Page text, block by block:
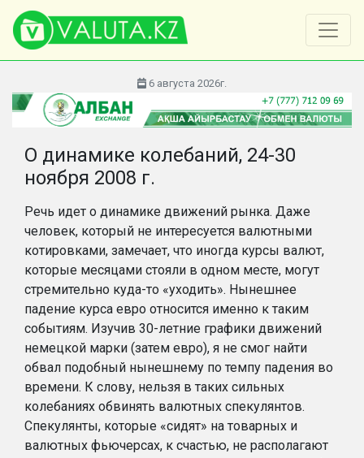
6 августа 2026г.
О динамике колебаний, 24-30
ноября 2008 г.
Речь идет о динамике движений рынка. Даже
человек, который не интересуется валютными
котировками, замечает, что иногда курсы валют,
которые месяцами стояли в одном месте, могут
стремительно куда-то «уходить». Нынешнее
падение курса евро относится именно к таким
событиям. Изучив 30-летние графики движений
немецкой марки (затем евро), я не смог найти
обвал подобный нынешнему по темпу падения во
времени. К слову, нельзя в таких сильных
колебаниях обвинять валютных спекулянтов.
Спекулянты, которые «сидят» на товарных и
валютных фьючерсах, к счастью, не располагают